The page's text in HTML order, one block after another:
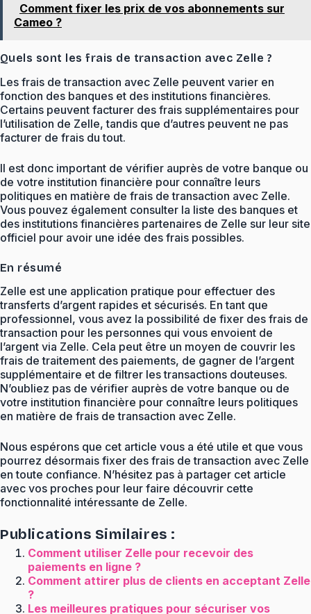
Comment fixer les prix de vos abonnements sur
Cameo ?
Quels sont les frais de transaction avec Zelle ?
Les frais de transaction avec Zelle peuvent varier en
fonction des banques et des institutions financières.
Certains peuvent facturer des frais supplémentaires pour
l’utilisation de Zelle, tandis que d’autres peuvent ne pas
facturer de frais du tout.
Il est donc important de vérifier auprès de votre banque ou
de votre institution financière pour connaître leurs
politiques en matière de frais de transaction avec Zelle.
Vous pouvez également consulter la liste des banques et
des institutions financières partenaires de Zelle sur leur site
officiel pour avoir une idée des frais possibles.
En résumé
Zelle est une application pratique pour effectuer des
transferts d’argent rapides et sécurisés. En tant que
professionnel, vous avez la possibilité de fixer des frais de
transaction pour les personnes qui vous envoient de
l’argent via Zelle. Cela peut être un moyen de couvrir les
frais de traitement des paiements, de gagner de l’argent
supplémentaire et de filtrer les transactions douteuses.
N’oubliez pas de vérifier auprès de votre banque ou de
votre institution financière pour connaître leurs politiques
en matière de frais de transaction avec Zelle.
Nous espérons que cet article vous a été utile et que vous
pourrez désormais fixer des frais de transaction avec Zelle
en toute confiance. N’hésitez pas à partager cet article
avec vos proches pour leur faire découvrir cette
fonctionnalité intéressante de Zelle.
Publications Similaires :
Comment utiliser Zelle pour recevoir des
paiements en ligne ?
Comment attirer plus de clients en acceptant Zelle
?
Les meilleures pratiques pour sécuriser vos